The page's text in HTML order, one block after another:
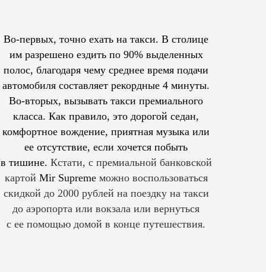
Во-первых, точно ехать на такси. В столице
им разрешеноездить по 90% выделенных
полос, благодаря чему среднее время подачи
автомобиля составляет рекордные 4 минуты.
Во-вторых, вызывать такси премиального
класса. Как правило, это дорогой седан,
комфортное вождение, приятная музыка или
ее отсутствие, если хочется побыть
в тишине. Кстати, с премиальной банковской
картой Mir Supreme можно воспользоваться
скидкой до 2000 рублей на поездку на такси
до аэропорта или вокзала или вернуться
с ее помощью домой в конце путешествия.